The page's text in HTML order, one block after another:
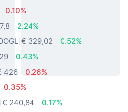
0.10%
2.24%
€ 329,02
0.52%
0.43%
426
0.26%
0.35%
€ 240,84
0.17%